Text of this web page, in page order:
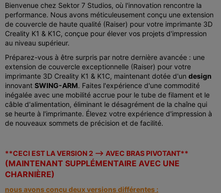
Bienvenue chez Sektor 7 Studios, où l'innovation rencontre la
performance. Nous avons méticuleusement conçu une extension
de couvercle de haute qualité (Raiser) pour votre imprimante 3D
Creality K1 & K1C, conçue pour élever vos projets d'impression
au niveau supérieur.
Préparez-vous à être surpris par notre dernière avancée : une
extension de couvercle exceptionnelle (Raiser) pour votre
imprimante 3D Creality K1 & K1C, maintenant dotée d'un design
innovant SWING-ARM. Faites l'expérience d'une commodité
inégalée avec une mobilité accrue pour le tube de filament et le
câble d'alimentation, éliminant le désagrément de la chaîne qui
se heurte à l'imprimante. Élevez votre expérience d'impression à
de nouveaux sommets de précision et de facilité.
**CECI EST LA VERSION 2 --> AVEC BRAS PIVOTANT**
(MAINTENANT SUPPLÉMENTAIRE AVEC UNE
CHARNIÈRE)
nous avons conçu deux versions différentes :